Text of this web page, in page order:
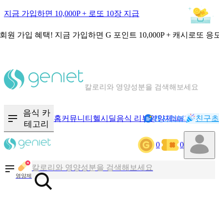
지금 가입하면 10,000P + 로또 10장 지급
원 가입 혜택! 지금 가입하면 G 포인트 10,000P + 캐시로또 응
혈당 · 다이어트 음식 검색해보세요
음식 카
테고리
홈커뮤니티 헬시딜음식 리뷰영양제NEW기록
캐시리뷰 친구
0 0
영양제
칼로리와 영양성분을 검색해보세요
혈당 · 다이어트 음식 검색해보세요
음식 · 영양제 리뷰를 찾아보세요